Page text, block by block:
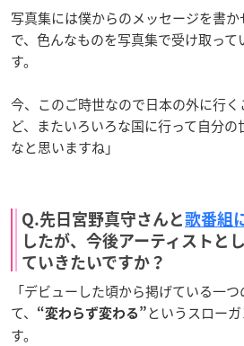
写真集には僕からのメッセージを書
で、色んなものを写真集で受け取っ
す。
今、このご時世なので日本の外に行
ど、またいろいろな国に行って自分
なと思いますね」
Q.先日宮野真守さんと歌番組
したが、今後アーティストと
ていきたいですか？
「デビューした頃から掲げている一
て、
“変わらず変わる” というスロー
す。